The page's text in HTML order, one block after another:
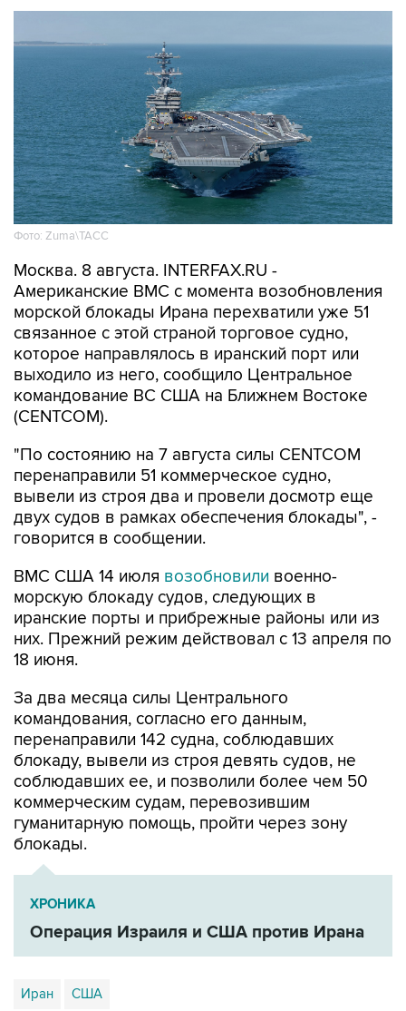
Фото: Zuma\ТАСС
Москва. 8 августа. INTERFAX.RU -
Американские ВМС с момента возобновления
морской блокады Ирана перехватили уже 51
связанное с этой страной торговое судно,
которое направлялось в иранский порт или
выходило из него, сообщило Центральное
командование ВС США на Ближнем Востоке
(CENTCOM).
"По состоянию на 7 августа силы CENTCOM
перенаправили 51 коммерческое судно,
вывели из строя два и провели досмотр еще
двух судов в рамках обеспечения блокады", -
говорится в сообщении.
ВМС США 14 июля возобновили военно-
морскую блокаду судов, следующих в
иранские порты и прибрежные районы или из
них. Прежний режим действовал с 13 апреля по
18 июня.
За два месяца силы Центрального
командования, согласно его данным,
перенаправили 142 судна, соблюдавших
блокаду, вывели из строя девять судов, не
соблюдавших ее, и позволили более чем 50
коммерческим судам, перевозившим
гуманитарную помощь, пройти через зону
блокады.
ХРОНИКА
Операция Израиля и США против Ирана
Иран США